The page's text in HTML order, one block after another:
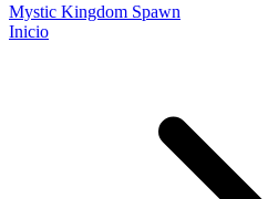
Mystic Kingdom Spawn
Inicio